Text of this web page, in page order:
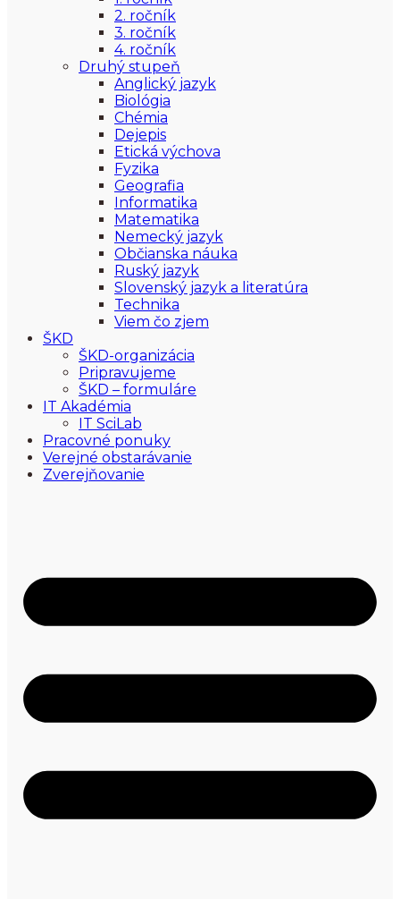
2. ročník
3. ročník
4. ročník
Druhý stupeň
Anglický jazyk
Biológia
Chémia
Dejepis
Etická výchova
Fyzika
Geografia
Informatika
Matematika
Nemecký jazyk
Občianska náuka
Ruský jazyk
Slovenský jazyk a literatúra
Technika
Viem čo zjem
ŠKD
ŠKD-organizácia
Pripravujeme
ŠKD – formuláre
IT Akadémia
IT SciLab
Pracovné ponuky
Verejné obstarávanie
Zverejňovanie